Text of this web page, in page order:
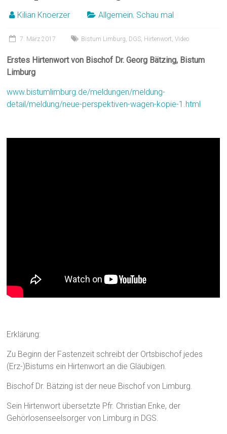
Kilian Knoerzer Allgemein, Schau mal
7. März 2017 Bistum Limburg DGS Hirtenwort ,Video
Erstes Hirtenwort von Bischof Dr. Georg Bätzing, Bistum
Limburg
www.bistumlimburg.de/meldungen/meldung-
detail/meldung/neue-perspektiven-wagen-kopie-1.html
Erklärung:
Zu Beginn der Fastenzeit schreibt der Ortsbischof jedes
(Erz-)Bistums ein Hirtenwort an die Gläubigen.
Bischof Dr. Bätzing ist der neue Bischof von Limburg.
Sein Hirtenwort übersetzte Pfr. Christian Enke, der
Gehörlosenseelsorger von Limburg in DGS.